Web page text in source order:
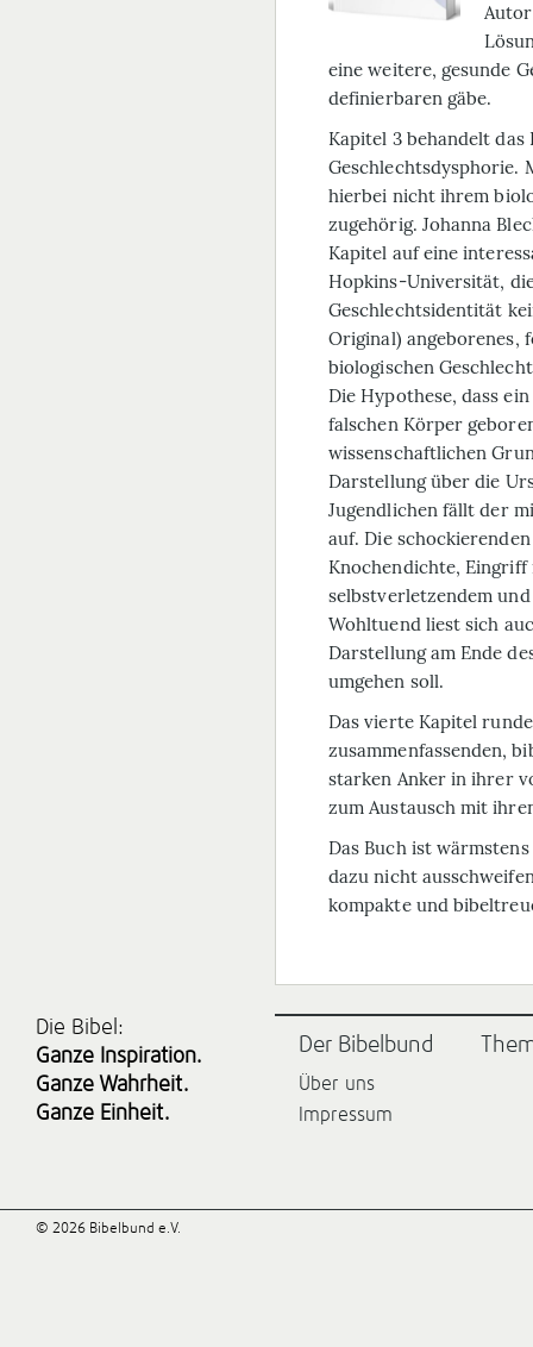
eine weitere, gesunde
definierbaren gäbe.
Kapitel 3 behandelt das
Geschlechtsdysphorie.
hierbei nicht ihrem
zugehörig. Johanna
Kapitel auf eine
Hopkins-Universität,
Geschlechtsidentität
Original) angeborenes,
biologischen
Die Hypothese, dass
falschen Körper
wissenschaftlichen
Darstellung über die
Jugendlichen fällt der
auf. Die
Knochendichte, Eingriff
selbstverletzendem
Wohltuend liest sich
Darstellung am Ende
umgehen soll.
Das vierte Kapitel
zusammenfassenden,
starken Anker in ihrer
zum Austausch mit
Das Buch ist
dazu nicht
kompakte und
Die Bibel:
Ganze Inspiration.
Ganze Wahrheit.
Ganze Einheit.
Der Bibelbund
Über uns
Impressum
© 2026 Bibelbund e.V.